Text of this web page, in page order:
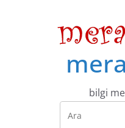
bilgi